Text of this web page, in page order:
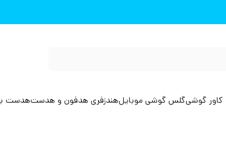
گوشیگلس گوشی موبایلهندزفری هدفون و هدستهدست